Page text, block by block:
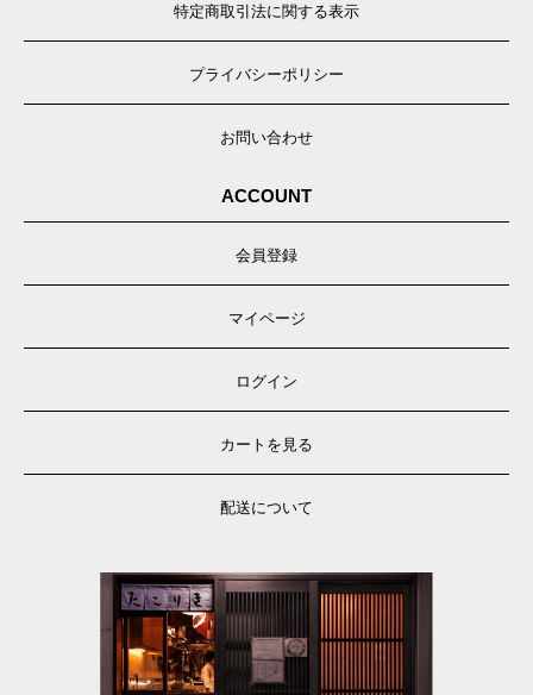
特定商取引法に関する表示
プライバシーポリシー
お問い合わせ
ACCOUNT
会員登録
マイページ
ログイン
カートを見る
配送について